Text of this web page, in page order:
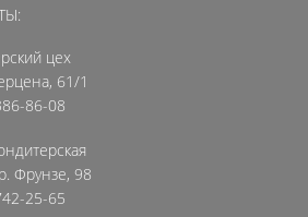
цех
61/1
86-08
Фрунзе, 98
25-65